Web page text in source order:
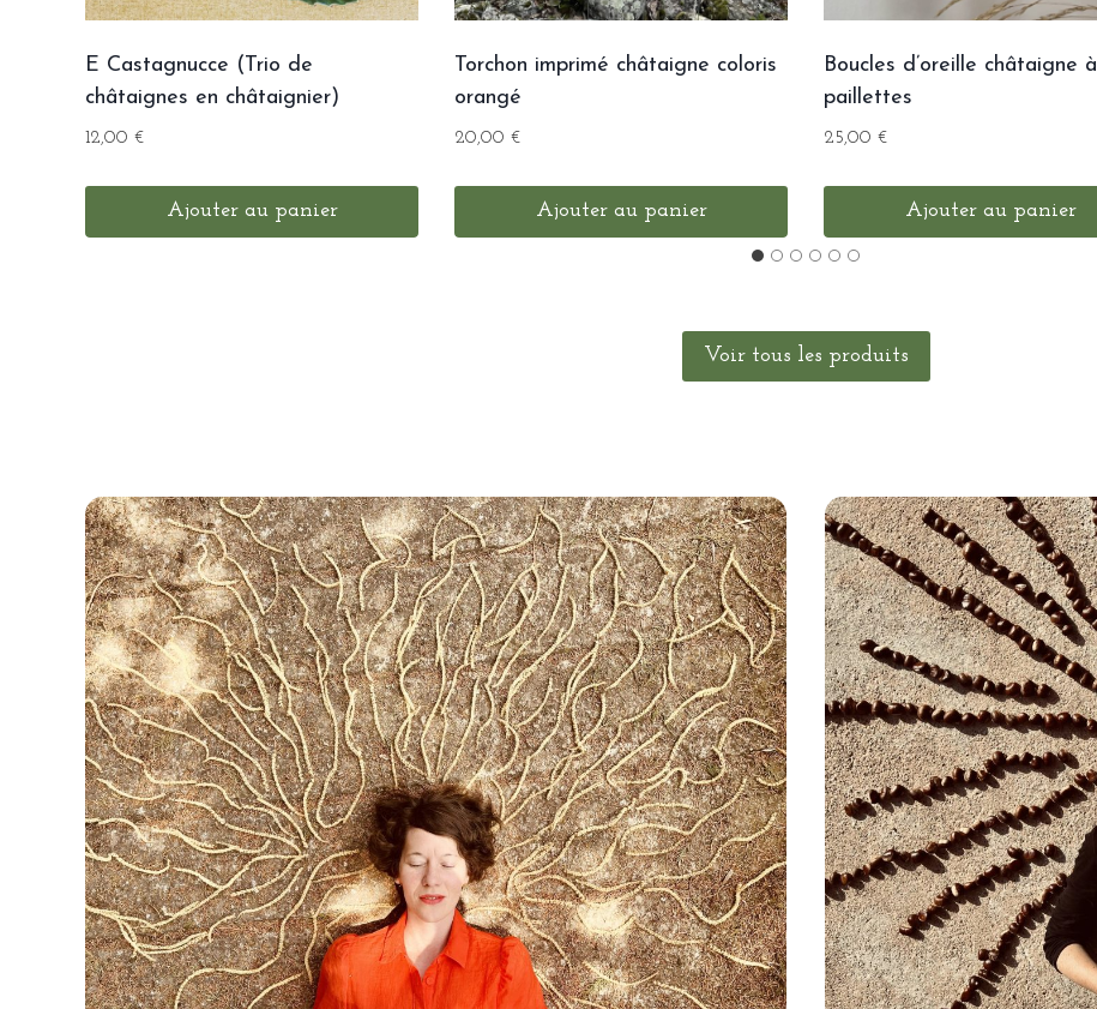
E Castagnucce (Trio de
châtaignes en châtaignier)
12,00 €
Ajouter au panier
Torchon imprimé châtaigne coloris
orangé
20,00 €
Ajouter au panier
Boucles d’oreille châtaigne à
paillettes
25,00 €
Ajouter au panier
Voir tous les produits